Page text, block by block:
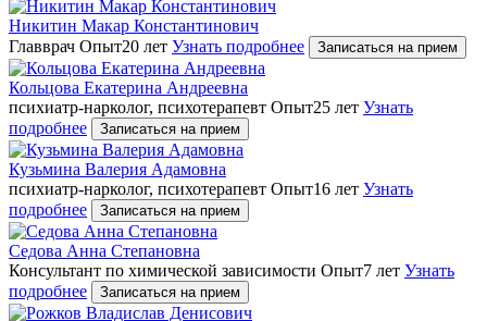
Никитин Макар Константинович
Главврач Опыт20 лет Узнать подробнее Записаться на прием
Кольцова Екатерина Андреевна
психиатр-нарколог, психотерапевт Опыт25 лет Узнать
подробнее
Записаться на прием
Кузьмина Валерия Адамовна
психиатр-нарколог, психотерапевт Опыт16 лет Узнать
подробнее
Записаться на прием
Седова Анна Степановна
Консультант по химической зависимости Опыт7 лет Узнать
подробнее
Записаться на прием